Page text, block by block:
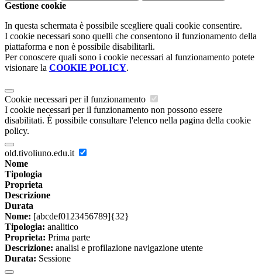
Gestione cookie
In questa schermata è possibile scegliere quali cookie consentire.
I cookie necessari sono quelli che consentono il funzionamento della
piattaforma e non è possibile disabilitarli.
Per conoscere quali sono i cookie necessari al funzionamento potete
visionare la COOKIE POLICY.
Cookie necessari per il funzionamento
I cookie necessari per il funzionamento non possono essere
disabilitati. È possibile consultare l'elenco nella pagina della cookie
policy.
old.tivoliuno.edu.it
Nome
Tipologia
Proprieta
Descrizione
Durata
Nome: [abcdef0123456789]{32}
Tipologia: analitico
Proprieta: Prima parte
Descrizione: analisi e profilazione navigazione utente
Durata: Sessione